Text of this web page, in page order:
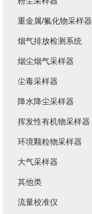
重金属/氟化物采样器
烟气排放检测系统
烟尘烟气采样器
尘毒采样器
降水降尘采样器
挥发性有机物采样器
环境颗粒物采样器
大气采样器
其他类
流量校准仪